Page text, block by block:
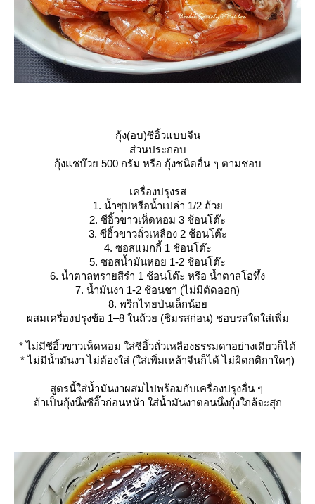
กุ้ง(อบ)ซีอิ้วแบบจีน
ส่วนประกอบ
กุ้งแชบ๊วย 500 กรัม หรือ กุ้งชนิดอื่น ๆ ตามชอบ
เครื่องปรุงรส
1. น้ำซุปหรือน้ำเปล่า 1/2 ถ้ว
2. ซีอิ้วขาวเห็ดหอม 3 ช้อนโต๊ะ
3. ซีอิ้วขาวถั่วเหลือง 2 ช้อนโต๊ะ
4. ซอสแมกกี้ 1 ช้อนโต๊ะ
5. ซอสน้ำมันหอย 1-2 ช้อนโต๊ะ
6. น้ำตาลทรายสีรำ 1 ช้อนโต๊ะ หรือ น้ำตาลโอทึ้ง
7. น้ำมันงา 1-2 ช้อนชา (ไม่มีตัดออก)
8. พริกไทยป่นเล็กน้อ
ผสมเครื่องปรุงข้อ 1–8 ในถ้วย (ชิมรสก่อน) ชอบรสใดใส่เพิ่ม
* ไม่มีซีอิ้วขาวเห็ดหอม ใส่ซีอิ้วถั่วเหลืองธรรมดาอย่างเดียวก็ได้
* ไม่มีน้ำมันงา ไม่ต้องใส่ (ใส่เพิ่มเหล้าจีนก็ได้ ไม่ผิดกติกาใดๆ)
สูตรนี้ใส่น้ำมันงาผสมไปพร้อมกับเครื่องปรุงอื่น ๆ
ถ้าเป็นกุ้งนึ่งซีอิ๊วก่อนหน้า ใส่น้ำมันงาตอนนึ่งกุ้งใกล้จะสุก